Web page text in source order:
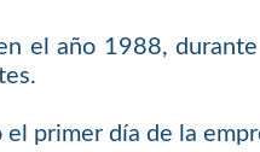
el año 1988,
primer día de la